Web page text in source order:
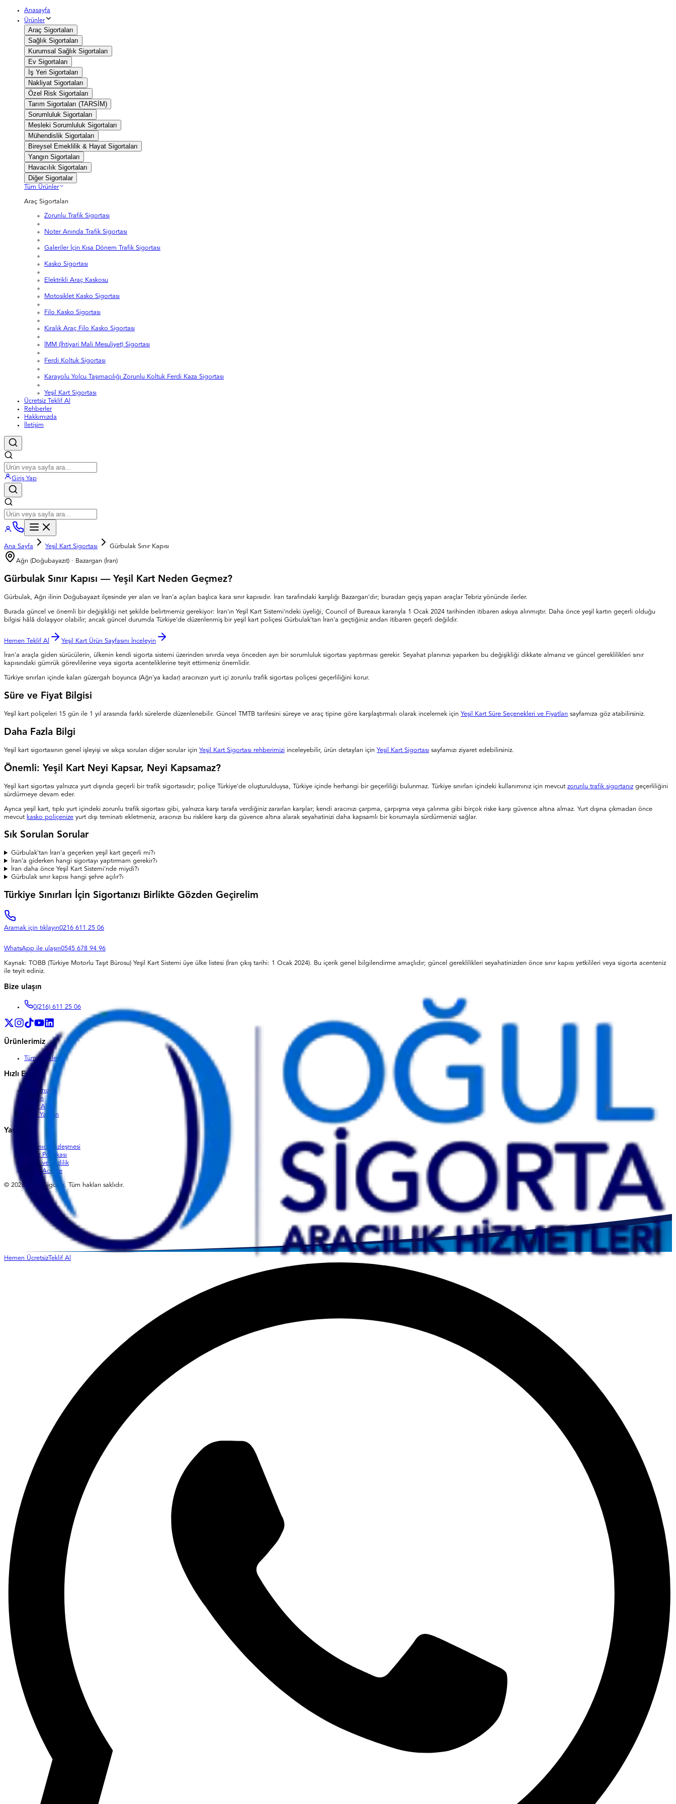
Anasayfa
Ürünler
Araç Sigortaları
Sağlık Sigortaları
Kurumsal Sağlık Sigortaları
Ev Sigortaları
İş Yeri Sigortaları
Nakliyat Sigortaları
Özel Risk Sigortaları
Tarım Sigortaları (TARSİM)
Sorumluluk Sigortaları
Mesleki Sorumluluk Sigortaları
Mühendislik Sigortaları
Bireysel Emeklilik & Hayat Sigortaları
Yangın Sigortaları
Havacılık Sigortaları
Diğer Sigortalar
Tüm Ürünler
Araç Sigortaları
Zorunlu Trafik Sigortası
Noter Anında Trafik Sigortası
Galeriler İçin Kısa Dönem Trafik Sigortası
Kasko Sigortası
Elektrikli Araç Kaskosu
Motosiklet Kasko Sigortası
Filo Kasko Sigortası
Kiralık Araç Filo Kasko Sigortası
İMM (İhtiyari Mali Mesuliyet) Sigortası
Ferdi Koltuk Sigortası
Karayolu Yolcu Taşımacılığı Zorunlu Koltuk Ferdi Kaza Sigortası
Yeşil Kart Sigortası
Ücretsiz Teklif Al
Rehberler
Hakkımızda
İletişim
Giriş Yap
Ana Sayfa Yeşil Kart Sigortası Gürbulak Sınır Kapısı
Ağrı (Doğubayazıt) · Bazargan (İran)
Gürbulak Sınır Kapısı — Yeşil Kart Neden Geçmez?
Gürbulak, Ağrı ilinin Doğubayazıt ilçesinde yer alan ve İran'a açılan başlıca kara sınır kapısıdır. İran tarafındaki karşılığı Bazargan'dır; buradan geçiş yapan araçlar Tebriz yönünde ilerler.
Burada güncel ve önemli bir değişikliği net şekilde belirtmemiz gerekiyor: İran'ın Yeşil Kart Sistemi'ndeki üyeliği, Council of Bureaux kararıyla 1 Ocak 2024 tarihinden itibaren askıya alınmıştır. Daha önce yeşil kartın geçerli olduğu
bilgisi hâlâ dolaşıyor olabilir; ancak güncel durumda Türkiye'de düzenlenmiş bir yeşil kart poliçesi Gürbulak'tan İran'a geçtiğiniz andan itibaren geçerli değildir.
Hemen Teklif Al Yeşil Kart Ürün Sayfasını İnceleyin
İran'a araçla giden sürücülerin, ülkenin kendi sigorta sistemi üzerinden sınırda veya önceden ayrı bir sorumluluk sigortası yaptırması gerekir. Seyahat planınızı yaparken bu değişikliği dikkate almanız ve güncel gereklilikleri sınır
kapısındaki gümrük görevlilerine veya sigorta acenteliklerine teyit ettirmeniz önemlidir.
Türkiye sınırları içinde kalan güzergah boyunca (Ağrı'ya kadar) aracınızın yurt içi zorunlu trafik sigortası poliçesi geçerliliğini korur.
Süre ve Fiyat Bilgisi
Yeşil kart poliçeleri 15 gün ile 1 yıl arasında farklı sürelerde düzenlenebilir. Güncel TMTB tarifesini süreye ve araç tipine göre karşılaştırmalı olarak incelemek için Yeşil Kart Süre Seçenekleri ve Fiyatları sayfamıza göz atabilirsiniz.
Daha Fazla Bilgi
Yeşil kart sigortasının genel işleyişi ve sıkça sorulan diğer sorular için Yeşil Kart Sigortası rehberimizi inceleyebilir, ürün detayları için Yeşil Kart Sigortası sayfamızı ziyaret edebilirsiniz.
Önemli: Yeşil Kart Neyi Kapsar, Neyi Kapsamaz?
Yeşil kart sigortası yalnızca yurt dışında geçerli bir trafik sigortasıdır; poliçe Türkiye'de oluşturulduysa, Türkiye içinde herhangi bir geçerliliği bulunmaz. Türkiye sınırları içindeki kullanımınız için mevcut zorunlu trafik sigortanız geçerliliğini
sürdürmeye devam eder.
Ayrıca yeşil kart, tıpkı yurt içindeki zorunlu trafik sigortası gibi, yalnızca karşı tarafa verdiğiniz zararları karşılar; kendi aracınızı çarpma, çarpışma veya çalınma gibi birçok riske karşı güvence altına almaz. Yurt dışına çıkmadan önce
mevcut kasko poliçenize yurt dışı teminatı ekletmeniz, aracınızı bu risklere karşı da güvence altına alarak seyahatinizi daha kapsamlı bir korumayla sürdürmenizi sağlar.
Sık Sorulan Sorular
Gürbulak'tan İran'a geçerken yeşil kart geçerli mi?›
İran'a giderken hangi sigortayı yaptırmam gerekir?›
İran daha önce Yeşil Kart Sistemi'nde miydi?›
Gürbulak sınır kapısı hangi şehre açılır?›
Türkiye Sınırları İçin Sigortanızı Birlikte Gözden Geçirelim
Aramak için tıklayın0216 611 25 06
WhatsApp ile ulaşın0545 678 94 96
Kaynak: TOBB (Türkiye Motorlu Taşıt Bürosu) Yeşil Kart Sistemi üye ülke listesi (İran çıkış tarihi: 1 Ocak 2024). Bu içerik genel bilgilendirme amaçlıdır; güncel gereklilikleri seyahatinizden önce sınır kapısı yetkilileri veya sigorta acenteniz
ile teyit ediniz.
Bize ulaşın
0(216) 611 25 06
Ürünlerimiz
Tüm Ürünler
Hızlı Erişim
Hakkımızda
İletişim
Teklif Al
Blog Yazıları
Yasal
Kullanıcı Sözleşmesi
Çerez Politikası
KVKK ve Gizlilik
Yetkili Acente
© 2026 Oğul Sigorta. Tüm hakları saklıdır.
Hemen ÜcretsizTeklif Al